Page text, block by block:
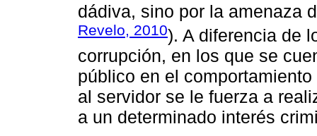
dádiva, sino por la amenaza
Revelo, 2010). A diferencia de
corrupción, en los que se
público en el
al servidor se le fuerza a
a un determinado interés